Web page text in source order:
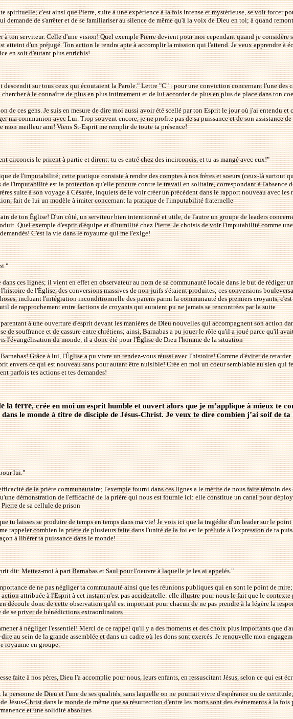
c'est ainsi que Pierre, suite à une expérience à la fois intense et mystérieuse, se voit forcer
demande de s'arrêter et de se familiariser au silence de même qu'à la voix de Dieu en toi; à quand
ton serviteur. Celle d'une vision! Quel exemple Pierre devient pour moi cependant quand je
atteint d'un préjugé. Ton action le rendra apte à accomplir la mission qui l'attend. Je veux apprendre à
en soit d'autant plus enrichis!
descendit sur tous ceux qui écoutaient la Parole." Lettre "C" : pour une conviction concernant l'une
à le connaître de plus en plus intimement et de lui accorder de plus en plus de place dans ton
de ces gens. Je suis en mesure de dire moi aussi avoir été scellé par ton Esprit le jour où j'ai entendu
ma communion avec Lui. Trop souvent encore, je ne profite pas de sa puissance et de son assistance
meilleur ami! Viens St-Esprit me remplir de toute ta présence!
circoncis le prirent à partie et dirent: tu es entré chez des incirconcis, et tu as mangé avec eux!"
de l'imputabilité; cette pratique consiste à rendre des comptes à nos frères et soeurs (ceux-là surtout
l'imputabilité est la protection qu'elle procure contre le travail en solitaire, correspondant à l'absence
suite à son voyage à Césarée, inquiets de le voir créer un précédent dans le rapport nouveau avec
fait de lui un modèle à imiter concernant la pratique de l'imputabilité fraternelle
de ton Église! D'un côté, un serviteur bien intentionné et utile, de l'autre un groupe de leaders
Quel exemple d'esprit d'équipe et d'humilité chez Pierre. Je choisis de voir l'imputabilité comme
C'est la vie dans le royaume qui me l'exige!
ces lignes; il vient en effet en observateur au nom de sa communauté locale dans le but de rédiger
de l'Église, des conversions massives de non-juifs s'étaient produites; ces conversions
incluant l'intégration inconditionnelle des païens parmi la communauté des premiers croyants,
de rapprochement entre factions de croyants qui auraient pu ne jamais se rencontrées par la suite
à une ouverture d'esprit devant les manières de Dieu nouvelles qui accompagnent son action
de souffrance et de cassure entre chrétiens; ainsi, Barnabas a pu jouer le rôle qu'il a joué parce qu'il
l'évangélisation du monde; il a donc été pour l'Église de Dieu l'homme de la situation
Grâce à lui, l'Église a pu vivre un rendez-vous réussi avec l'histoire! Comme d'éviter de
envers ce qui est nouveau sans pour autant être nuisible! Crée en moi un coeur semblable au sien qui
parfois tes actions et tes demandes!
la terre, crée en moi un esprit humble et ouvert alors que je m’applique à mieux te
le monde à titre de disciple de Jésus-Christ. Je veux te dire combien j’ai soif de
lui."
de la prière communautaire; l'exemple fourni dans ces lignes a le mérite de nous faire témoin
démonstration de l'efficacité de la prière qui nous est fournie ici: elle constitue un canal pour
de sa cellule de prison
tu laisses se produire de temps en temps dans ma vie! Je vois ici que la tragédie d'un leader sur le
rappeler combien la prière de plusieurs faite dans l'unité de la foi est le prélude à l'expression de ta
à libérer ta puissance dans le monde!
dit: Mettez-moi à part Barnabas et Saul pour l'oeuvre à laquelle je les ai appelés."
de ne pas négliger ta communauté ainsi que les réunions publiques qui en sont le point de
attribuée à l'Esprit à cet instant n'est pas accidentelle: elle illustre pour nous le fait que le
découle donc de cette observation qu'il est important pour chacun de ne pas prendre à la légère la
se priver de bénédictions extraordinaires
à négliger l'essentiel! Merci de ce rappel qu'il y a des moments et des choix plus importants que
au sein de la grande assemblée et dans un cadre où les dons sont exercés. Je renouvelle mon
royaume en groupe.
faite à nos pères, Dieu l'a accomplie pour nous, leurs enfants, en ressuscitant Jésus, selon ce qui est
personne de Dieu et l'une de ses qualités, sans laquelle on ne pourrait vivre d'espérance ou de
Jésus-Christ dans le monde de même que sa résurrection d'entre les morts sont des événements à la
et une solidité absolues